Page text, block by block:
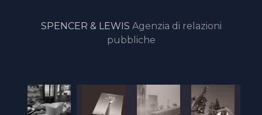
online
SPENCER & LEWIS Agenzia di relazioni
pubbliche